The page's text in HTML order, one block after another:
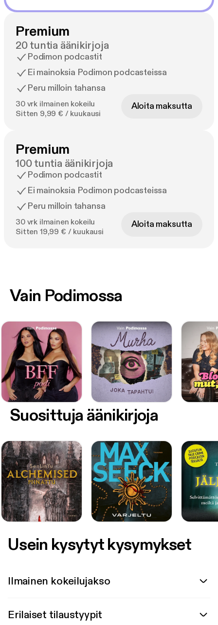
Premium
20 tuntia äänikirjoja
Podimon podcastit
Ei mainoksia Podimon podcasteissa
Peru milloin tahansa
30 vrk ilmainen kokeilu
Sitten 9,99 € / kuukausi
Aloita maksutta
Premium
100 tuntia äänikirjoja
Podimon podcastit
Ei mainoksia Podimon podcasteissa
Peru milloin tahansa
30 vrk ilmainen kokeilu
Sitten 19,99 € / kuukausi
Aloita maksutta
Vain Podimossa
Suosittuja äänikirjoja
Usein kysytyt kysymykset
Ilmainen kokeilujakso
Erilaiset tilaustyypit